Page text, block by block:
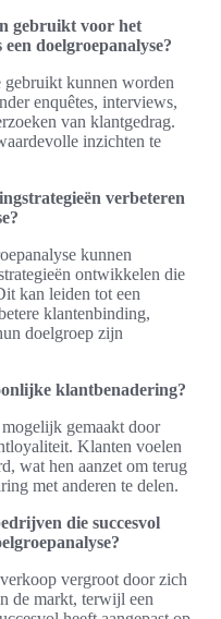
gebruikt voor het
doelgroepanalyse?
kunnen worden
enquêtes, interviews,
van klantgedrag.
inzichten te
verbeteren
kunnen
ontwikkelen die
kan leiden tot een
klantenbinding,
doelgroep zijn
klantbenadering?
gemaakt door
Klanten voelen
wat hen aanzet om terug
met anderen te delen.
die succesvol
vergroot door zich
de markt, terwijl een